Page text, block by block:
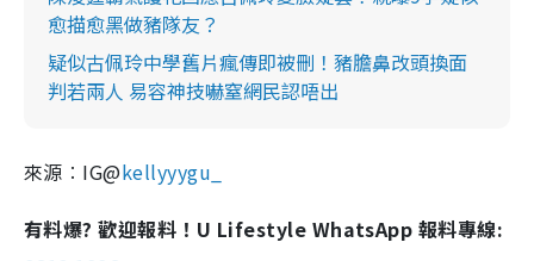
愈描愈黑做豬隊友？
疑似古佩玲中學舊片瘋傳即被刪！豬膽鼻改頭換面
判若兩人 易容神技嚇窒網民認唔出
來源︰IG@kellyyygu_
有料爆? 歡迎報料！U Lifestyle WhatsApp 報料專線: